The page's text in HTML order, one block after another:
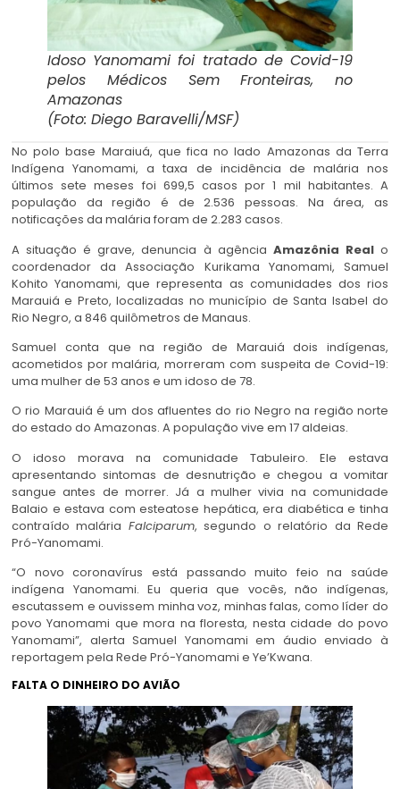
Idoso Yanomami foi tratado de Covid-19
pelos Médicos Sem Fronteiras, no
Amazonas
⁣(Foto: Diego Baravelli/MSF)
No polo base Maraiuá, que fica no lado Amazonas da Terra
Indígena Yanomami, a taxa de incidência de malária nos
últimos sete meses foi 699,5 casos por 1 mil habitantes. A
população da região é de 2.536 pessoas. Na área, as
notificações da malária foram de 2.283 casos.
A situação é grave, denuncia à agência Amazônia Realo
coordenador da Associação Kurikama Yanomami, Samuel
Kohito Yanomami, que representa as comunidades dos rios
Marauiá e Preto, localizadas no município de Santa Isabel do
Rio Negro, a 846 quilômetros de Manaus.
Samuel conta que na região de Marauiá dois indígenas,
acometidos por malária, morreram com suspeita de Covid-19:
uma mulher de 53 anos e um idoso de 78.
O rio Marauiá é um dos afluentes do rio Negro na região norte
do estado do Amazonas. A população vive em 17 aldeias.
O idoso morava na comunidade Tabuleiro. Ele estava
apresentando sintomas de desnutrição e chegou a vomitar
sangue antes de morrer. Já a mulher vivia na comunidade
Balaio e estava com esteatose hepática, era diabética e tinha
contraído malária Falciparum, segundo o relatório da Rede
Pró-Yanomami.
“O novo coronavírus está passando muito feio na saúde
indígena Yanomami. Eu queria que vocês, não indígenas,
escutassem e ouvissem minha voz, minhas falas, como líder do
povo Yanomami que mora na floresta, nesta cidade do povo
Yanomami”, alerta Samuel Yanomami em áudio enviado à
reportagem pela Rede Pró-Yanomami e Ye’Kwana.
FALTA O DINHEIRO DO AVIÃO